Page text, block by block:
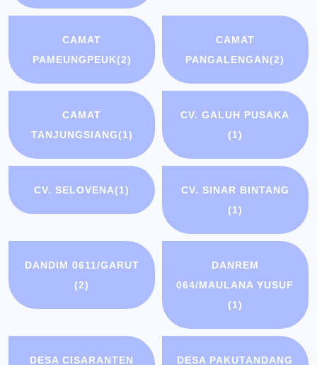
CAMAT
PAMEUNGPEUK(2)
CAMAT
PANGALENGAN(2)
CAMAT
TANJUNGSIANG(1)
CV. GALUH PUSAKA
(1)
CV. SELOVENA(1)
CV. SINAR BINTANG
(1)
DANDIM 0611/GARUT
(2)
DANREM
064/MAULANA YUSUF
(1)
DESA CISARANTEN
DESA PAKUTANDANG